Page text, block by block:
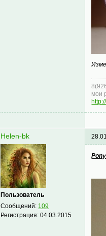
мои
Helen-bk
Пользователь
Сообщений: 109
Регистрация:04.03.2015